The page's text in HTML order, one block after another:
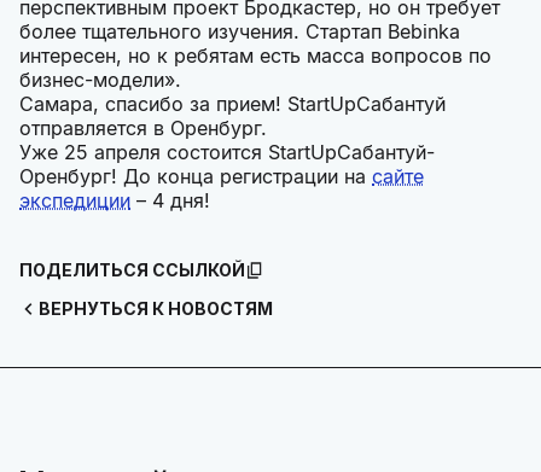
перспективным проект Бродкастер, но он требует
более тщательного изучения. Стартап Bebinka
интересен, но к ребятам есть масса вопросов по
бизнес-модели».
Самара, спасибо за прием! StartUpСабантуй
отправляется в Оренбург.
Уже 25 апреля состоится StartUpСабантуй-
Оренбург! До конца регистрации на сайте
экспедиции – 4 дня!
ВЕРНУТЬСЯ К НОВОСТЯМ
ПОДЕЛИТЬСЯ ССЫЛКОЙ